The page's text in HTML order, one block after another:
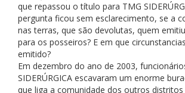
que repassou o título para TMG
pergunta ficou sem esclarecimento, se a
nas terras, que são devolutas, quem
para os posseiros? E em que
emitido?
Em dezembro do ano de 2003,
SIDERÚRGICA escavaram um enorme
que liga a comunidade dos outros distritos